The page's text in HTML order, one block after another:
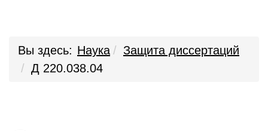
Вы здесь: Наука
Защита диссертаций
Д 220.038.04